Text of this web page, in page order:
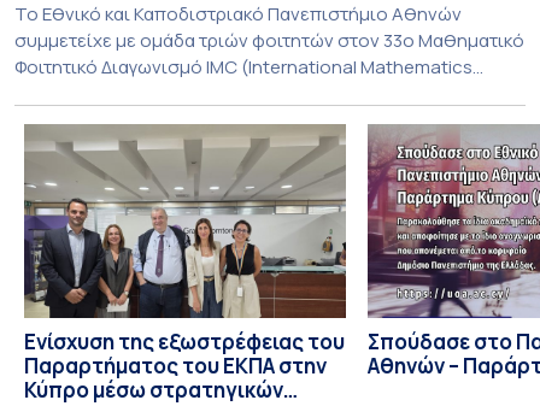
To Εθνικό και Καποδιστριακό Πανεπιστήμιο Αθηνών
συμμετείχε με ομάδα τριών φοιτητών στον 33ο Μαθηματικό
Φοιτητικό Διαγωνισμό IMC (International Mathematics
Ιουλίου στο Blagoevgrad της Βουλγαρίας. Σε αυτόν
συμμετείχαν 447 φοιτητές εκπροσωπώντας 135
πανεπιστήμια από 46 χώρες. Από την Ελλάδα, συμμετείχαν
επίσης το Εθνικό Μετσόβιο Πολυτεχνείο, το Αριστοτέλειο
Πανεπιστήμιο […]
Ενίσχυση της εξωστρέφειας του
Παραρτήματος του ΕΚΠΑ στην
Κύπρο μέσω στρατηγικών
Σπούδασε στο
Αθηνών –